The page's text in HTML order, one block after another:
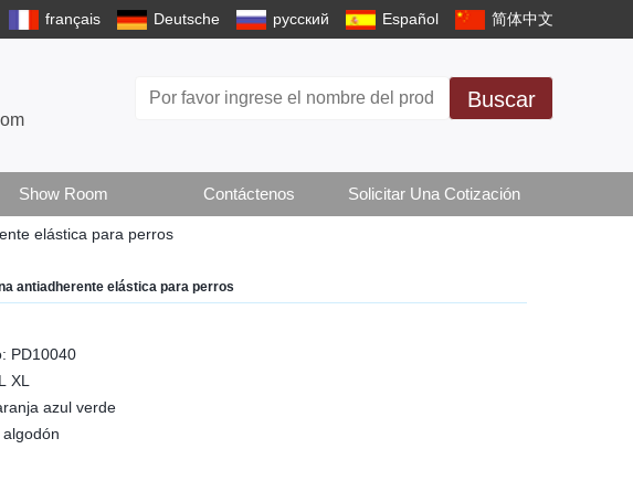
français Deutsche русский Español 简体中文
Buscar
Show Room Contáctenos Solicitar Una Cotización
elástica para perros
antiadherente elástica para perros
PD10040
XL
azul verde